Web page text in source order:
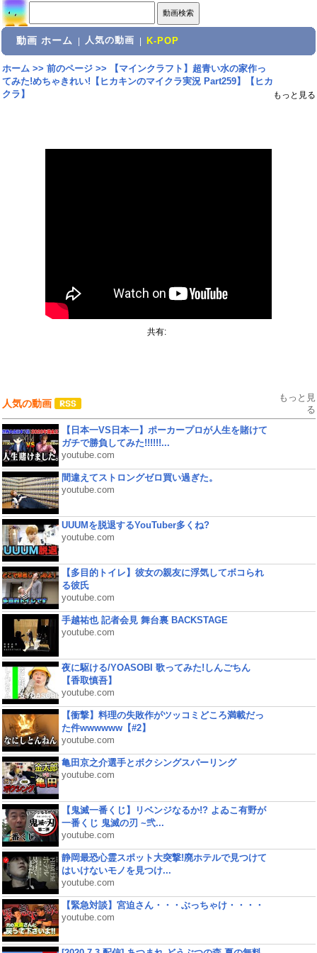
動画 ホーム 人気の動画 K-POP
ホーム>> 前のページ>>
【マインクラフト】超青い水の家作っ
てみた!めちゃきれい!【ヒカキンのマイクラ実況 Part259】【ヒカ
クラ】
もっと見る
共有:
人気の動画
もっと見
る
【日本一VS日本一】ポーカープロが人生を賭けて
ガチで勝負してみた!!!!!!...
youtube.com
間違えてストロングゼロ買い過ぎた。
youtube.com
UUUMを脱退するYouTuber多くね?
youtube.com
【多目的トイレ】彼女の親友に浮気してボコられ
る彼氏
youtube.com
手越祐也 記者会見 舞台裏 BACKSTAGE
youtube.com
夜に駆ける/YOASOBI 歌ってみた!しんごちん
【香取慎吾】
youtube.com
【衝撃】料理の失敗作がツッコミどころ満載だっ
た件wwwwww【#2】
youtube.com
亀田京之介選手とボクシングスパーリング
youtube.com
【鬼滅一番くじ】リベンジなるか!? よゐこ有野が
一番くじ 鬼滅の刃 ~弐...
youtube.com
静岡最恐心霊スポット大突撃!廃ホテルで見つけて
はいけないモノを見つけ...
youtube.com
【緊急対談】宮迫さん・・・ぶっちゃけ・・・・
youtube.com